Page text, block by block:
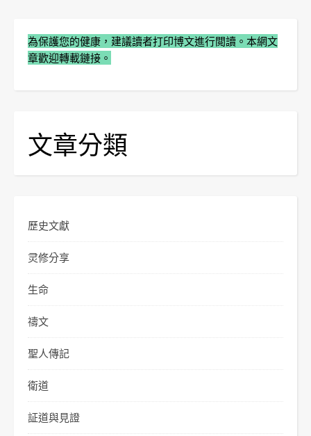
為保護您的健康，建議讀者打印博文進行閲讀。本網文
章歡迎轉載鏈接。
文章分類
歷史文獻
灵修分享
生命
禱文
聖人傳記
衛道
証道與見證